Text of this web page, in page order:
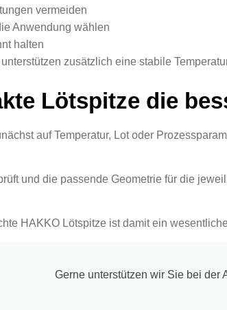
vermeiden
Anwendung wählen
halten
zusätzlich eine stabile
Lötspitze die
auf Temperatur, Lot oder
und die passende Geometrie für die
HAKKO Lötspitze ist damit ein
Gerne unterstützen wir Sie bei der